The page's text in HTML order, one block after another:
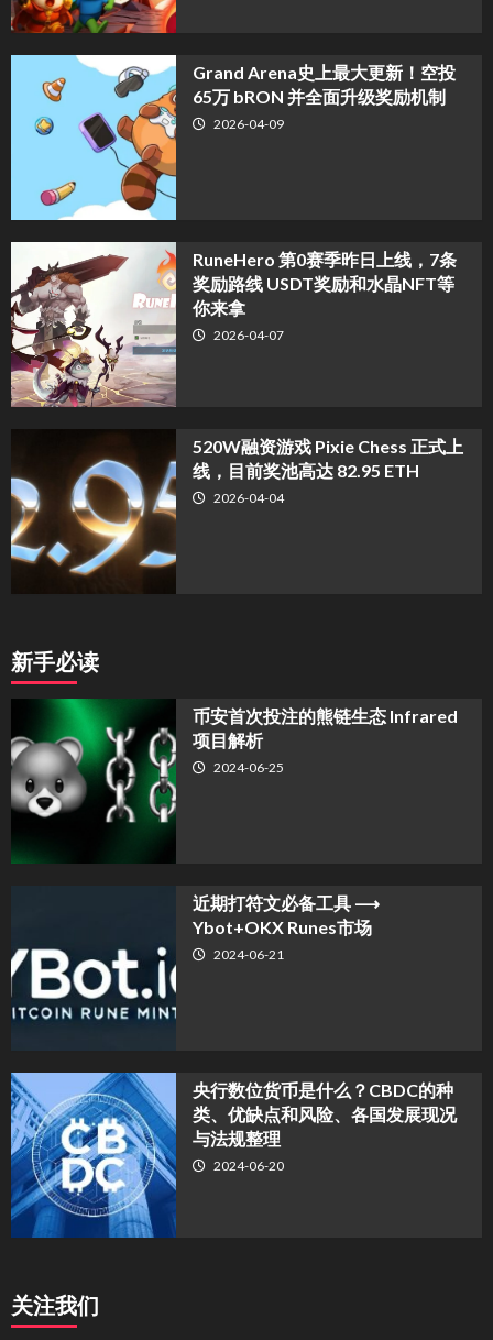
Grand Arena史上最大更新！空投
65万 bRON 并全面升级奖励机制
2026-04-09
RuneHero 第0赛季昨日上线，7条
奖励路线 USDT奖励和水晶NFT等
你来拿
2026-04-07
520W融资游戏 Pixie Chess 正式上
线，目前奖池高达 82.95 ETH
2026-04-04
新手必读
币安首次投注的熊链生态 Infrared
项目解析
2024-06-25
近期打符文必备工具 ⟶
Ybot+OKX Runes市场
2024-06-21
央行数位货币是什么？CBDC的种
类、优缺点和风险、各国发展现况
与法规整理
2024-06-20
关注我们